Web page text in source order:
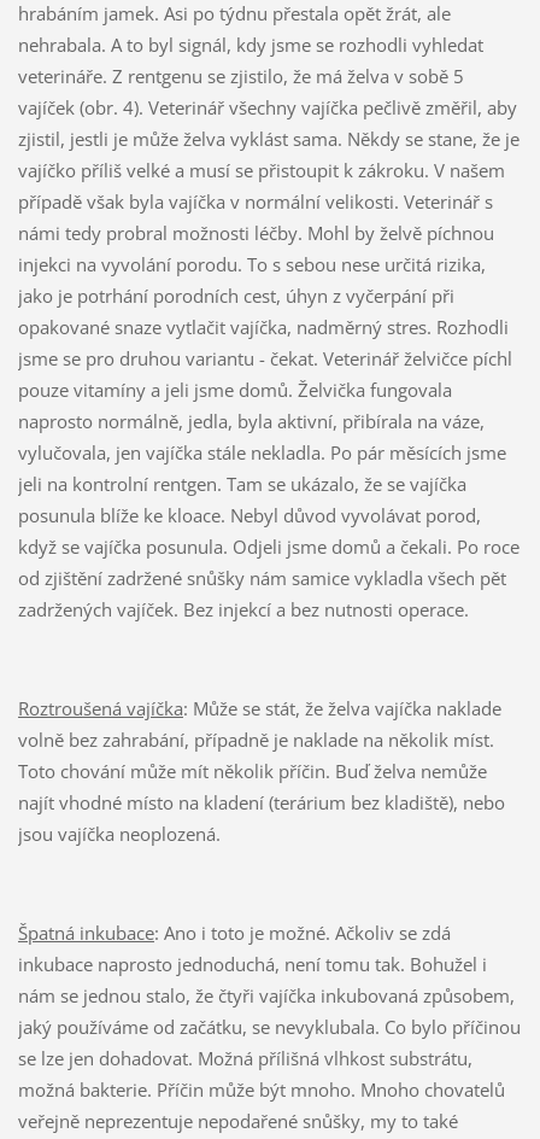
hrabáním jamek. Asi po týdnu přestala opět žrát, ale
nehrabala. A to byl signál, kdy jsme se rozhodli vyhledat
veterináře. Z rentgenu se zjistilo, že má želva v sobě 5
vajíček (obr. 4). Veterinář všechny vajíčka pečlivě změřil, aby
zjistil, jestli je může želva vyklást sama. Někdy se stane, že je
vajíčko příliš velké a musí se přistoupit k zákroku. V našem
případě však byla vajíčka v normální velikosti. Veterinář s
námi tedy probral možnosti léčby. Mohl by želvě píchnou
injekci na vyvolání porodu. To s sebou nese určitá rizika,
jako je potrhání porodních cest, úhyn z vyčerpání při
opakované snaze vytlačit vajíčka, nadměrný stres. Rozhodli
jsme se pro druhou variantu - čekat. Veterinář želvičce píchl
pouze vitamíny a jeli jsme domů. Želvička fungovala
naprosto normálně, jedla, byla aktivní, přibírala na váze,
vylučovala, jen vajíčka stále nekladla. Po pár měsících jsme
jeli na kontrolní rentgen. Tam se ukázalo, že se vajíčka
posunula blíže ke kloace. Nebyl důvod vyvolávat porod,
když se vajíčka posunula. Odjeli jsme domů a čekali. Po roce
od zjištění zadržené snůšky nám samice vykladla všech pět
zadržených vajíček. Bez injekcí a bez nutnosti operace.
Roztroušená vajíčka: Může se stát, že želva vajíčka naklade
volně bez zahrabání, případně je naklade na několik míst.
Toto chování může mít několik příčin. Buď želva nemůže
najít vhodné místo na kladení (terárium bez kladiště), nebo
jsou vajíčka neoplozená.
Špatná inkubace: Ano i toto je možné. Ačkoliv se zdá
inkubace naprosto jednoduchá, není tomu tak. Bohužel i
nám se jednou stalo, že čtyři vajíčka inkubovaná způsobem,
jaký používáme od začátku, se nevyklubala. Co bylo příčinou
se lze jen dohadovat. Možná přílišná vlhkost substrátu,
možná bakterie. Příčin může být mnoho. Mnoho chovatelů
veřejně neprezentuje nepodařené snůšky, my to také